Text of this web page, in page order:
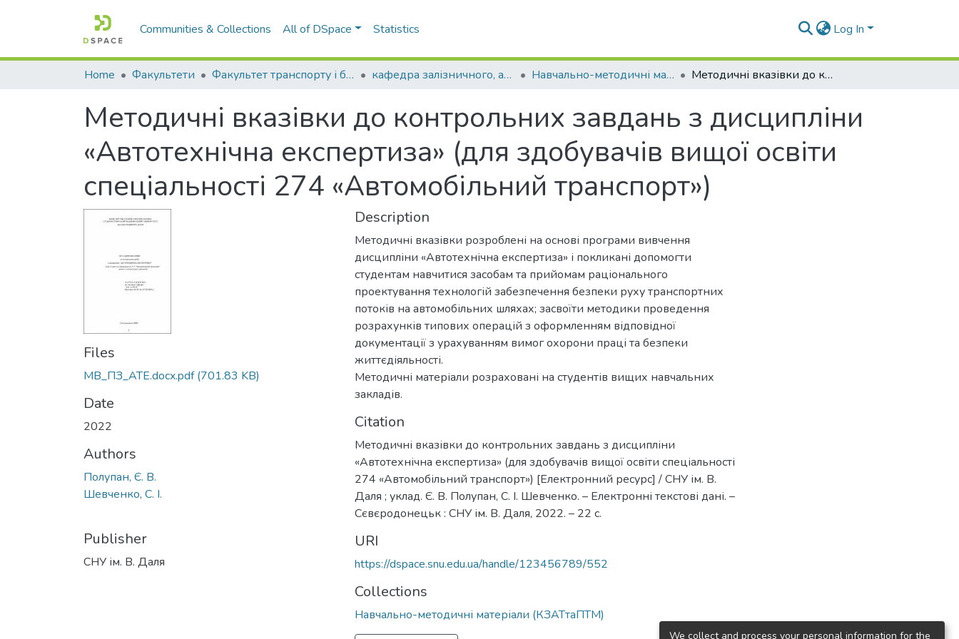
Communities & Collections All of DSpace Statistics Log In
Home Факультети Факультет транспорту і будівництва кафедра залізничного, автомобільного транспорту та підйомно-транспортних машин Навчально-методичні матеріали (КЗАТтаПТМ) Методичні вказівки до контрольних завдань з дисципліни «Автотехнічна експертиза» (для здобувачів вищої освіти спеціальності 274 «Автомобільний транспорт»)
Методичні вказівки до контрольних завдань з дисципліни
«Автотехнічна експертиза» (для здобувачів вищої освіти
спеціальності 274 «Автомобільний транспорт»)
Files
МВ_ПЗ_АТЕ.docx.pdf(701.83 KB)
Date
2022
Authors
Полупан, Є. В.
Шевченко, С. І.
Publisher
СНУ ім. В. Даля
Description
Методичні вказівки розроблені на основі програми вивчення
дисципліни «Автотехнічна експертиза» і покликані допомогти
студентам навчитися засобам та прийомам раціонального
проектування технологій забезпечення безпеки руху транспортних
потоків на автомобільних шляхах; засвоїти методики проведення
розрахунків типових операцій з оформленням відповідної
документації з урахуванням вимог охорони праці та безпеки
життєдіяльності.
Методичні матеріали розраховані на студентів вищих навчальних
закладів.
Citation
Методичні вказівки до контрольних завдань з дисципліни
«Автотехнічна експертиза» (для здобувачів вищої освіти спеціальності
274 «Автомобільний транспорт») [Електронний ресурс] / СНУ ім. В.
Даля ; уклад. Є. В. Полупан, С. І. Шевченко. – Електронні текстові дані. –
Сєвєродонецьк : СНУ ім. В. Даля, 2022. – 22 с.
URI
https://dspace.snu.edu.ua/handle/123456789/552
Collections
Навчально-методичні матеріали (КЗАТтаПТМ)
We collect and process your personal information for the